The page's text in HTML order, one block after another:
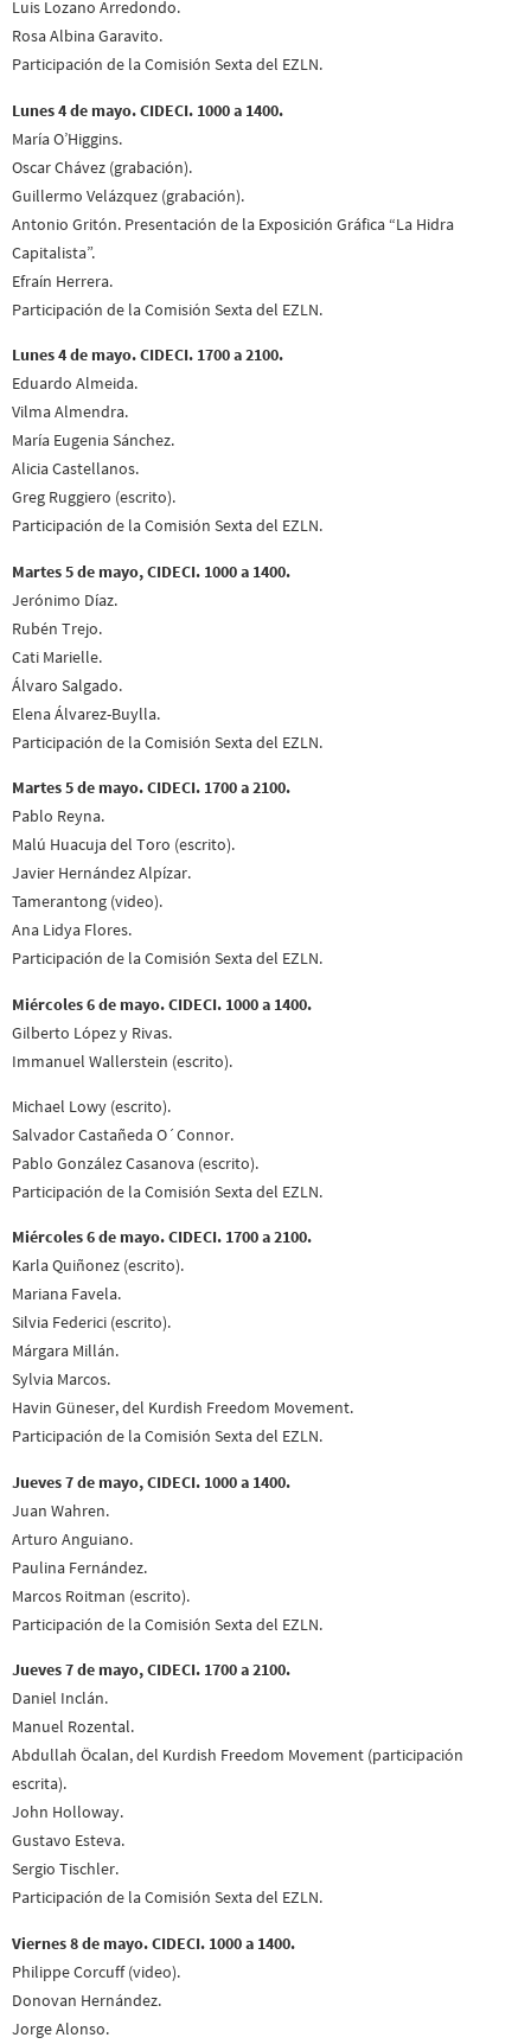
Luis Lozano Arredondo.
Rosa Albina Garavito.
Participación de la Comisión Sexta del EZLN.
Lunes 4 de mayo. CIDECI. 1000 a 1400.
María O’Higgins.
Oscar Chávez (grabación).
Guillermo Velázquez (grabación).
Antonio Gritón. Presentación de la Exposición Gráfica “La Hidra
Capitalista”.
Efraín Herrera.
Participación de la Comisión Sexta del EZLN.
Lunes 4 de mayo. CIDECI. 1700 a 2100.
Eduardo Almeida.
Vilma Almendra.
María Eugenia Sánchez.
Alicia Castellanos.
Greg Ruggiero (escrito).
Participación de la Comisión Sexta del EZLN.
Martes 5 de mayo, CIDECI. 1000 a 1400.
Jerónimo Díaz.
Rubén Trejo.
Cati Marielle.
Álvaro Salgado.
Elena Álvarez-Buylla.
Participación de la Comisión Sexta del EZLN.
Martes 5 de mayo. CIDECI. 1700 a 2100.
Pablo Reyna.
Malú Huacuja del Toro (escrito).
Javier Hernández Alpízar.
Tamerantong (video).
Ana Lidya Flores.
Participación de la Comisión Sexta del EZLN.
Miércoles 6 de mayo. CIDECI. 1000 a 1400.
Gilberto López y Rivas.
Immanuel Wallerstein (escrito).
Michael Lowy (escrito).
Salvador Castañeda O´Connor.
Pablo González Casanova (escrito).
Participación de la Comisión Sexta del EZLN.
Miércoles 6 de mayo. CIDECI. 1700 a 2100.
Karla Quiñonez (escrito).
Mariana Favela.
Silvia Federici (escrito).
Márgara Millán.
Sylvia Marcos.
Havin Güneser, del Kurdish Freedom Movement.
Participación de la Comisión Sexta del EZLN.
Jueves 7 de mayo, CIDECI. 1000 a 1400.
Juan Wahren.
Arturo Anguiano.
Paulina Fernández.
Marcos Roitman (escrito).
Participación de la Comisión Sexta del EZLN.
Jueves 7 de mayo, CIDECI. 1700 a 2100.
Daniel Inclán.
Manuel Rozental.
Abdullah Öcalan, del Kurdish Freedom Movement (participación
escrita).
John Holloway.
Gustavo Esteva.
Sergio Tischler.
Participación de la Comisión Sexta del EZLN.
Viernes 8 de mayo. CIDECI. 1000 a 1400.
Philippe Corcuff (video).
Donovan Hernández.
Jorge Alonso.